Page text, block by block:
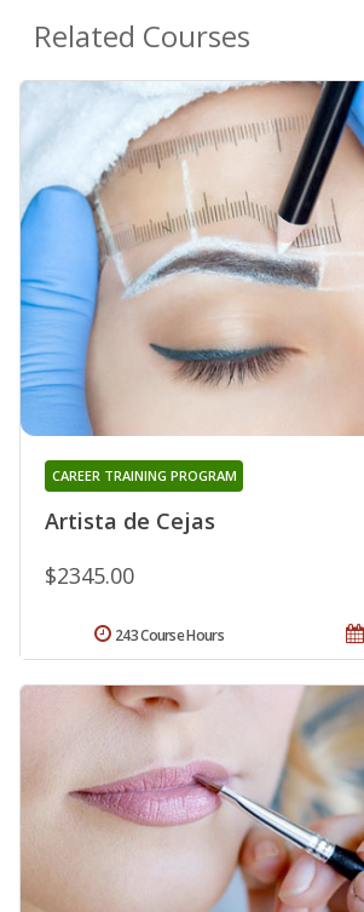
Related Courses
Artista de Cejas
CAREER TRAINING PROGRAM
$2345.00
243 Course Hours